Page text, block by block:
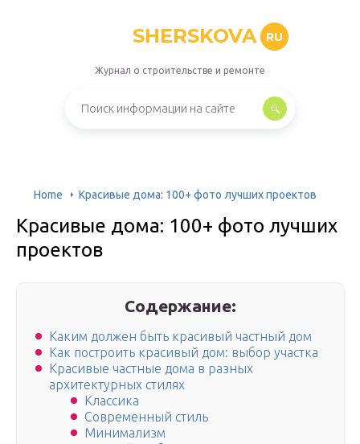
SHERSKOVA RU
Журнал о строительстве и ремонте
Home Красивые дома: 100+ фото лучших проектов
Красивые дома: 100+ фото лучших
проектов
Содержание:
Каким должен быть красивый частный дом
Как построить красивый дом: выбор участка
Красивые частные дома в разных
архитектурных стилях
Классика
Современный стиль
Минимализм